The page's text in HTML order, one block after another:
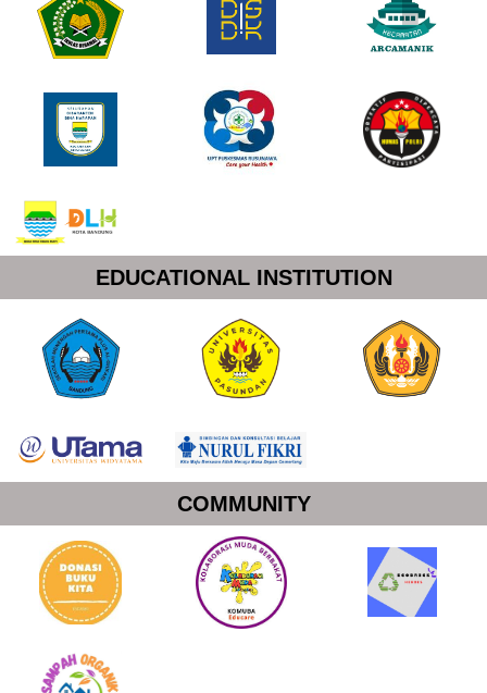
EDUCATIONAL INSTITUTION
COMMUNITY